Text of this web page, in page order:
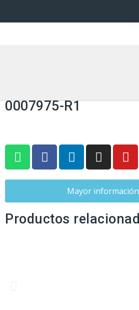
0007975-R1
Mayor
Productos